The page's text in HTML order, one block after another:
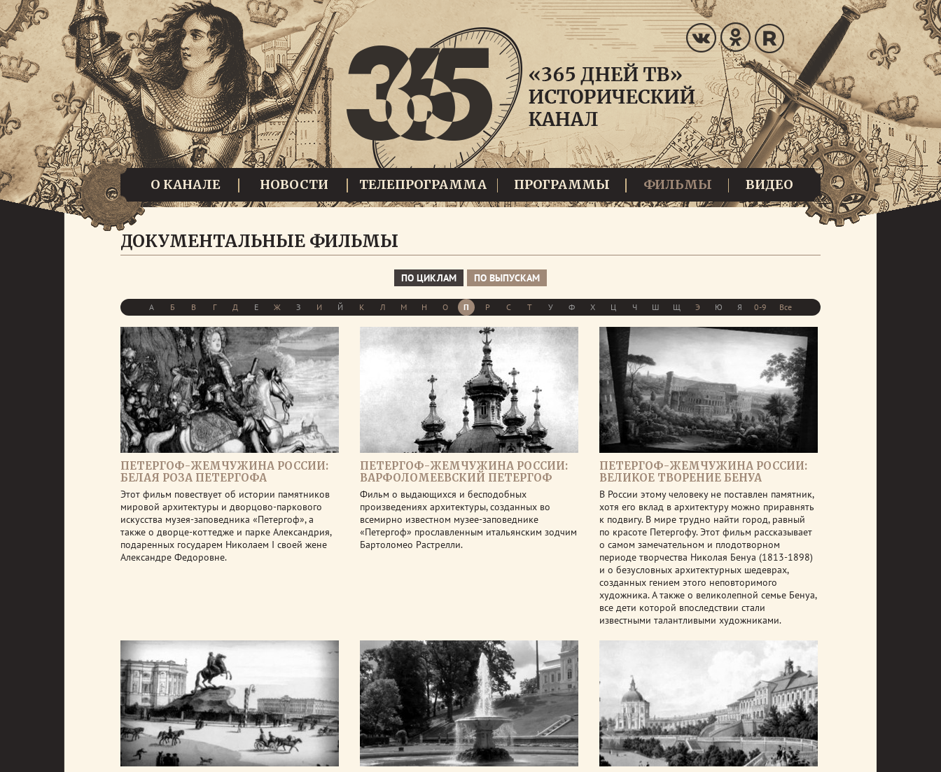
О КАНАЛЕ НОВОСТИ ТЕЛЕПРОГРАММА ПРОГРАММЫ ФИЛЬМЫ ВИДЕО
ДОКУМЕНТАЛЬНЫЕ ФИЛЬМЫ
ПО ЦИКЛАМ ПО ВЫПУСКАМ
А Б В Г Д Е Ж З И Й К Л М Н О П Р С Т У Ф Х Ц Ч Ш Щ Э Ю Я 0-9 Все
ПЕТЕРГОФ-ЖЕМЧУЖИНА РОССИИ:
БЕЛАЯ РОЗА ПЕТЕРГОФА
Этот фильм повествует об истории памятников
мировой архитектуры и дворцово-паркового
искусства музея-заповедника «Петергоф», а
также о дворце-коттедже и парке Александрия,
подаренных государем Николаем I своей жене
Александре Федоровне.
ПЕТЕРГОФ-ЖЕМЧУЖИНА РОССИИ:
ВАРФОЛОМЕЕВСКИЙ ПЕТЕРГОФ
Фильм о выдающихся и бесподобных
произведениях архитектуры, созданных во
всемирно известном музее-заповеднике
«Петергоф» прославленным итальянским зодчим
Бартоломео Растрелли.
ПЕТЕРГОФ-ЖЕМЧУЖИНА РОССИИ:
ВЕЛИКОЕ ТВОРЕНИЕ БЕНУА
В России этому человеку не поставлен памятник,
хотя его вклад в архитектуру можно приравнять
к подвигу. В мире трудно найти город, равный
по красоте Петергофу. Этот фильм рассказывает
о самом замечательном и плодотворном
периоде творчества Николая Бенуа (1813-1898)
и о безусловных архитектурных шедеврах,
созданных гением этого неповторимого
художника. А также о великолепной семье Бенуа,
все дети которой впоследствии стали
известными талантливыми художниками.